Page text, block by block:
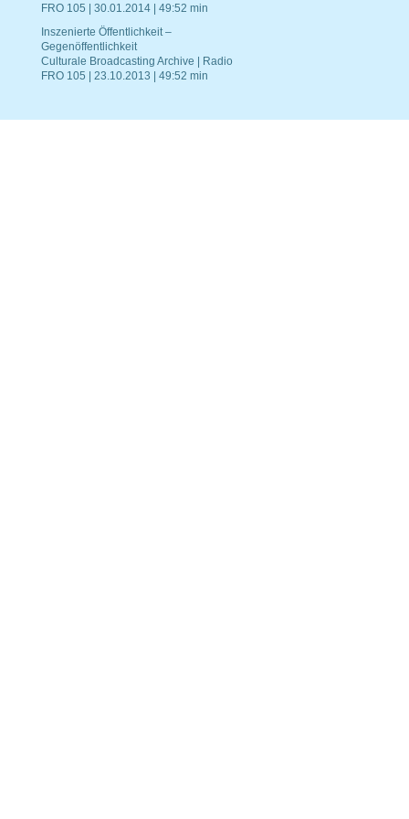
FRO 105 | 30.01.2014 | 49:52 min
Inszenierte Öffentlichkeit –
Gegenöffentlichkeit
Culturale Broadcasting Archive | Radio
FRO 105 | 23.10.2013 | 49:52 min